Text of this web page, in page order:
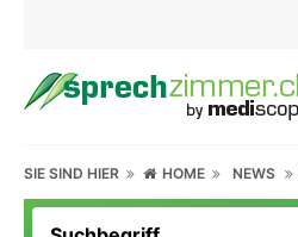
SIE SIND HIER HOME NEWS